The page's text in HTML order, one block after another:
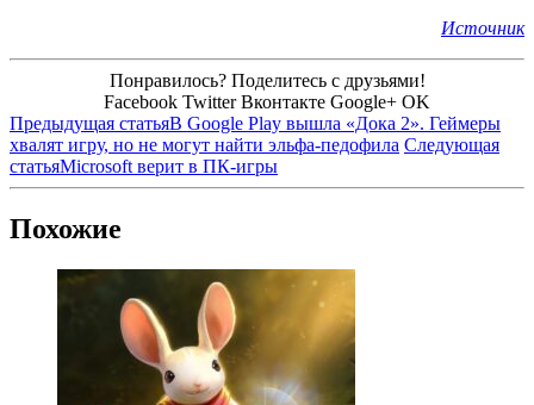
Источник
Понравилось? Поделитесь с друзьями!
Facebook Twitter Вконтакте Google+ OK
Предыдущая статьяВ Google Play вышла «Дока 2». Геймеры
хвалят игру, но не могут найти эльфа-педофила Следующая
статьяMicrosoft верит в ПК-игры
Похожие